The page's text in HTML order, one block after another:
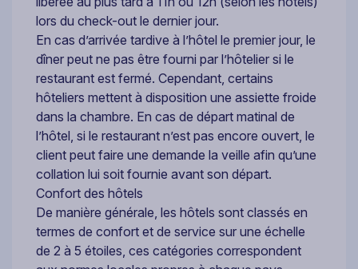
lors du check-out le dernier jour.
En cas d’arrivée tardive à l’hôtel le premier jour, le
dîner peut ne pas être fourni par l’hôtelier si le
restaurant est fermé. Cependant, certains
hôteliers mettent à disposition une assiette froide
dans la chambre. En cas de départ matinal de
l’hôtel, si le restaurant n’est pas encore ouvert, le
client peut faire une demande la veille afin qu’une
collation lui soit fournie avant son départ.
Confort des hôtels
De manière générale, les hôtels sont classés en
termes de confort et de service sur une échelle
de 2 à 5 étoiles, ces catégories correspondent